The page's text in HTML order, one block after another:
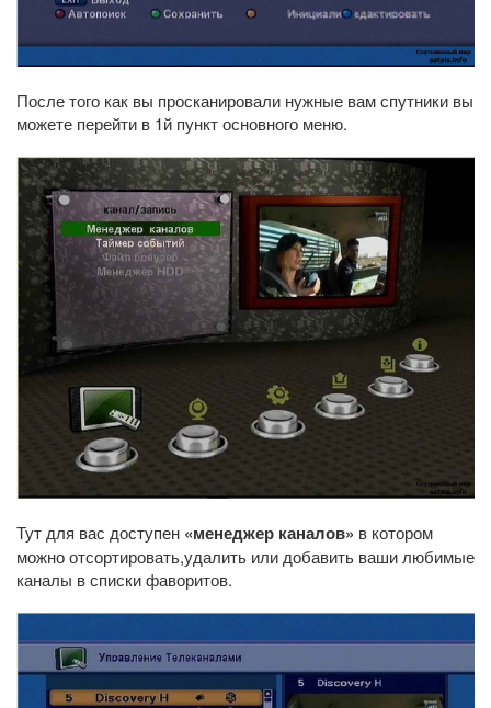
После того как вы просканировали нужные вам спутники вы
можете перейти в 1й пункт основного меню.
Тут для вас доступен «менеджер каналов» в котором
можно отсортировать,удалить или добавить ваши любимые
каналы в списки фаворитов.